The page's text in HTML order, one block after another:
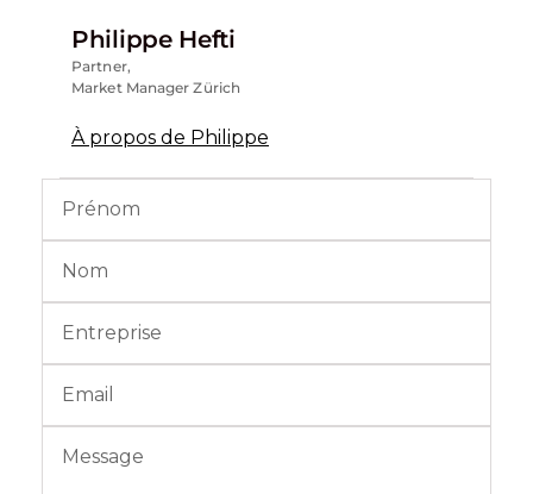
Philippe Hefti
Partner,
Market Manager Zürich
À propos de Philippe